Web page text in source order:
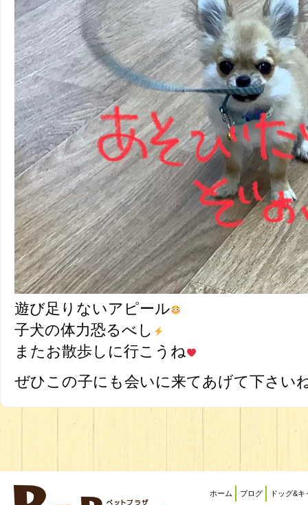
遊び足りないアピール
子犬の体力恐るべし
またお散歩しに行こうね
ぜひこの子にも会いに来てあげて下さい
ホーム ブログ ドッグ&キ